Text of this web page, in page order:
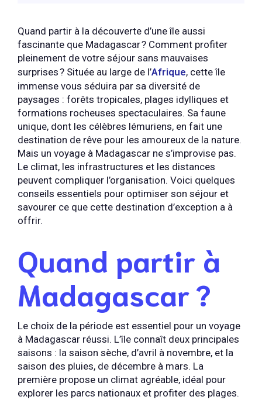
Quand partir à la découverte d’une île aussi
fascinante que Madagascar ? Comment profiter
pleinement de votre séjour sans mauvaises
surprises ? Située au large de l’Afrique, cette île
immense vous séduira par sa diversité de
paysages : forêts tropicales, plages idylliques et
formations rocheuses spectaculaires. Sa faune
unique, dont les célèbres lémuriens, en fait une
destination de rêve pour les amoureux de la nature.
Mais un voyage à Madagascar ne s’improvise pas.
Le climat, les infrastructures et les distances
peuvent compliquer l’organisation. Voici quelques
conseils essentiels pour optimiser son séjour et
savourer ce que cette destination d’exception a à
offrir.
Quand partir à
Madagascar ?
Le choix de la période est essentiel pour un voyage
à Madagascar réussi. L’île connaît deux principales
saisons : la saison sèche, d’avril à novembre, et la
saison des pluies, de décembre à mars. La
première propose un climat agréable, idéal pour
explorer les parcs nationaux et profiter des plages.